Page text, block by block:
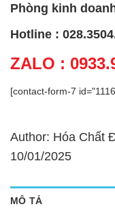
Phòng kinh
Hotline :
ZALO :
[contact-form-7
Author: Hóa Chất
10/01/2025
MÔ TẢ